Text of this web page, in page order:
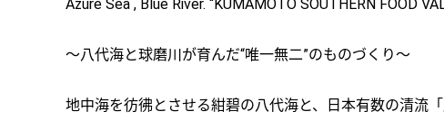
Azure Sea , Blue River. “KUMAMOTO SOUTHERN FOOD
～八代海と球磨川が育んだ“唯一無二”のものづくり～
地中海を彷彿とさせる紺碧の八代海と、日本有数の清流